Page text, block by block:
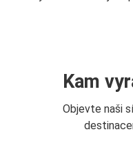
Kam
Objevte naši